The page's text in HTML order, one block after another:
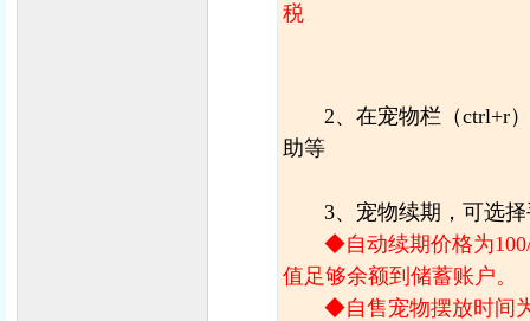
税
2、在宠物栏（ctrl+r）
助等
3、宠物续期，可选
◆自动续期价格为
值足够余额到储蓄账户。
◆自售宠物摆放时间